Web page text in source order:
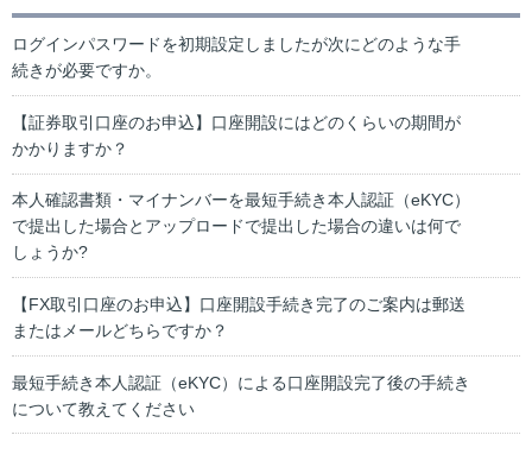
ログインパスワードを初期設定しましたが次にどのような手
続きが必要ですか。
【証券取引口座のお申込】口座開設にはどのくらいの期間が
かかりますか？
本人確認書類・マイナンバーを最短手続き本人認証（eKYC）
で提出した場合とアップロードで提出した場合の違いは何で
しょうか?
【FX取引口座のお申込】口座開設手続き完了のご案内は郵送
またはメールどちらですか？
最短手続き本人認証（eKYC）による口座開設完了後の手続き
について教えてください